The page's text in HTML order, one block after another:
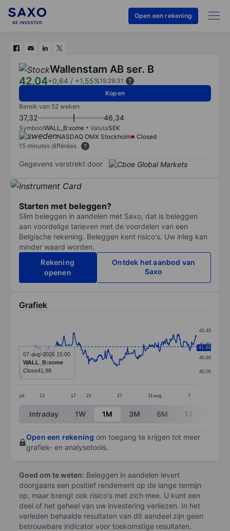
Open een rekening
Wallenstam AB ser. B
42,04+0,64 / +1,55%15:29:31
Kopen
Bereik van 52 weken
37,32 46,34
SymboolWALL_B:xome ValutaSEK
NASDAQ OMX Stockholm
Closed
15 minutes différées
Gegevens verstrekt door
Starten met beleggen?
Slim beleggen in aandelen met Saxo, dat is beleggen
aan voordelige tarieven met de voordelen van een
Belgische rekening. Beleggen kent risico's. Uw inleg kan
minder waard worden.
Rekening
openen
Ontdek het aanbod van
Saxo
Grafiek
Line chart with 391 data points.
The chart has 1 X axis displaying categories.
The chart has 1 Y axis displaying values. Data
jul. 13 17 21 27 31 aug. 7
40,00
40,80
41,60
42,40
41,40
07-aug-2026 15:00
WALL_B:xome
Close41,98
End of interactive chart.
Intraday 1W 1M 3M 6M 1J
Open een rekening om toegang te krijgen tot meer
grafiek- en analysetools.
Goed om te weten: Beleggen in aandelen levert
doorgaans een positief rendement op de lange termijn
op, maar brengt ook risico's met zich mee. U kunt een
deel of het geheel van uw investering verliezen. In het
verleden behaalde resultaten van dit aandeel zijn geen
betrouwbare indicator voor toekomstige resultaten.